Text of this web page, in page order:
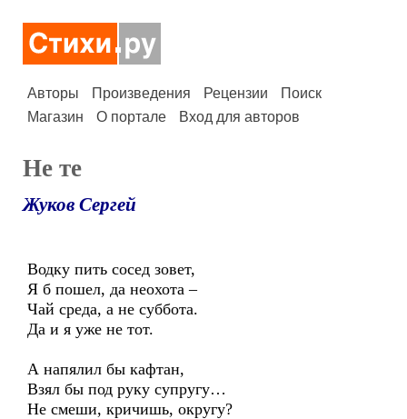
Авторы Произведения Рецензии
Поиск
Магазин
О портале Вход для авторов
Не те
Жуков Сергей
Водку пить сосед зовет,
Я б пошел, да неохота –
Чай среда, а не суббота.
Да и я уже не тот.
А напялил бы кафтан,
Взял бы под руку супругу…
Не смеши, кричишь, округу?